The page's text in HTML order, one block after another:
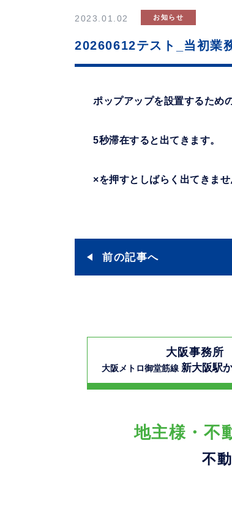
2023.01.02 お知らせ
20260612テスト_当初業
ポップアップを設置するため
5秒滞在すると出てきます。
×を押すとしばらく出てきませ
前の記事へ
大阪事務所
大阪メトロ御堂筋線 新大阪駅
地主様・不
不